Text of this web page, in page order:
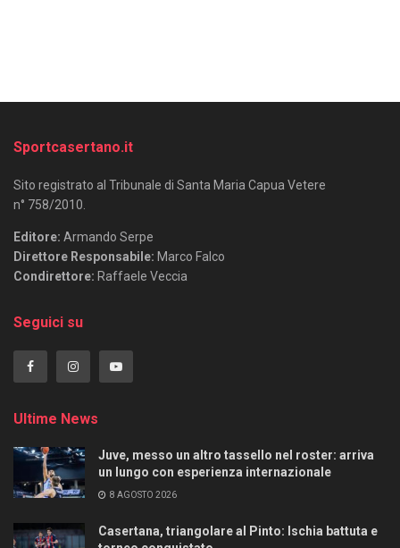
Sportcasertano.it
Sito registrato al Tribunale di Santa Maria Capua Vetere
n° 758/2010.
Editore: Armando Serpe
Direttore Responsabile: Marco Falco
Condirettore: Raffaele Veccia
Seguici su
Ultime News
Juve, messo un altro tassello nel roster: arriva
un lungo con esperienza internazionale
8 AGOSTO 2026
Casertana, triangolare al Pinto: Ischia battuta e